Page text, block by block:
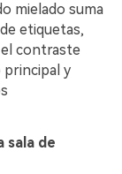
mielado suma
etiquetas,
contraste
principal y
sala de